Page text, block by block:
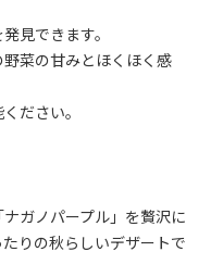
見できます。
野菜の甘みとほくほく感
ださい。
ガノパープル」を贅沢に
りの秋らしいデザートで